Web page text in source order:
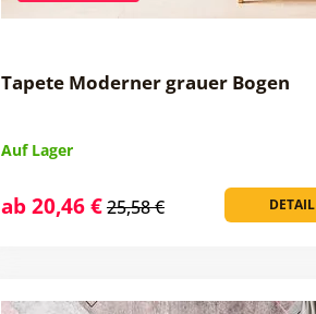
Tapete Moderner grauer Bogen
Auf Lager
DETAIL
ab 20,46 €25,58 €